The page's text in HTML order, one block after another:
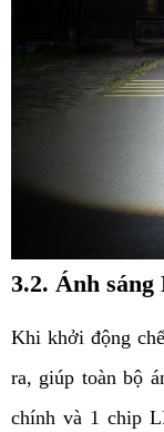
3.2. Ánh sáng
Khi khởi động
ra, giúp toàn bộ
chính và 1 chip